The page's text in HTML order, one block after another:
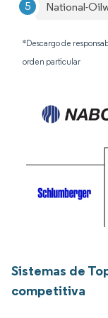
National-
*Descargo de
orden particular
Sistemas de
competitiva